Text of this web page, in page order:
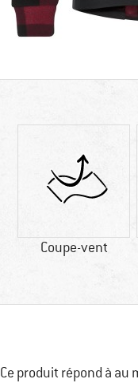
Coupe-vent
Ce produit répond à